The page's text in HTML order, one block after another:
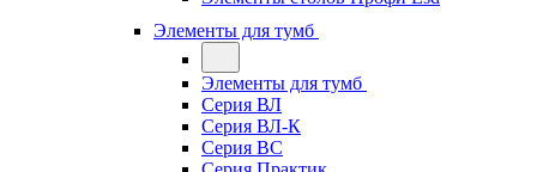
Элементы для тумб
Элементы для тумб
Серия ВЛ
Серия ВЛ-К
Серия ВС